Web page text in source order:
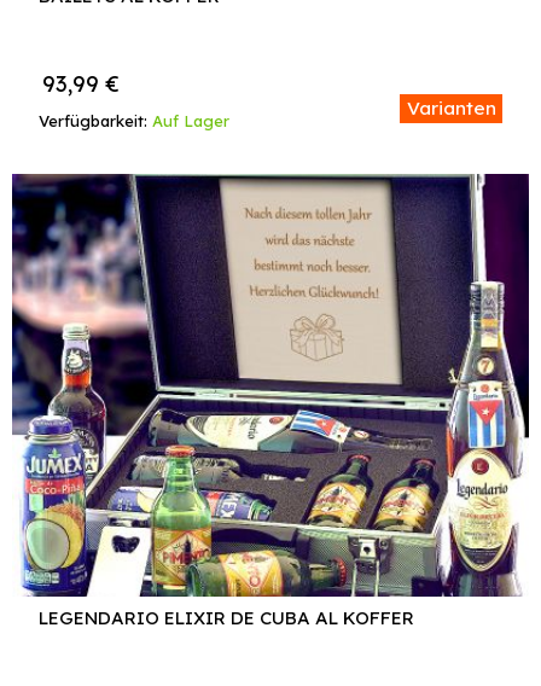
Verfügbarkeit: Auf Lager
Varianten
93,99 €
LEGENDARIO ELIXIR DE CUBA AL KOFFER